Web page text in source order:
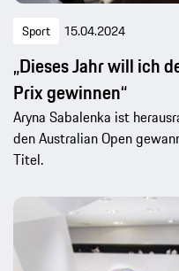
Sport 15.04.2024
„Dieses Jahr will ich
Prix gewinnen“
Aryna Sabalenka ist
den Australian Open
Titel.